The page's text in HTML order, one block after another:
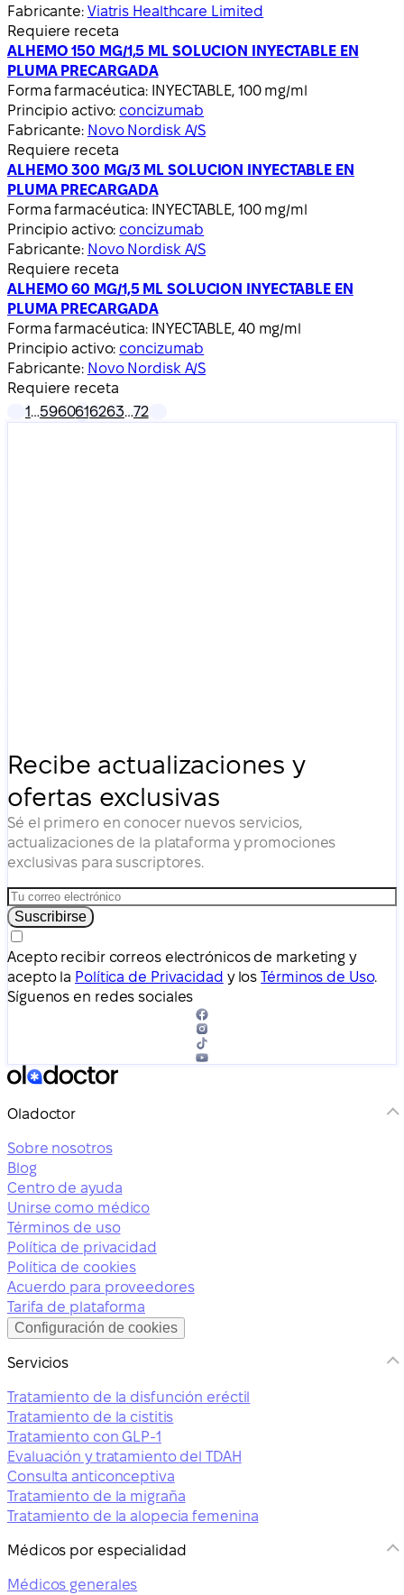
Fabricante: Viatris Healthcare Limited
Requiere receta
ALHEMO 150 MG/1,5 ML SOLUCION INYECTABLE EN
PLUMA PRECARGADA
Forma farmacéutica: INYECTABLE, 100 mg/ml
Principio activo: concizumab
Fabricante: Novo Nordisk A/S
Requiere receta
ALHEMO 300 MG/3 ML SOLUCION INYECTABLE EN
PLUMA PRECARGADA
Forma farmacéutica: INYECTABLE, 100 mg/ml
Principio activo: concizumab
Fabricante: Novo Nordisk A/S
Requiere receta
ALHEMO 60 MG/1,5 ML SOLUCION INYECTABLE EN
PLUMA PRECARGADA
Forma farmacéutica: INYECTABLE, 40 mg/ml
Principio activo: concizumab
Fabricante: Novo Nordisk A/S
Requiere receta
1…5960616263…72
Recibe actualizaciones y
ofertas exclusivas
Sé el primero en conocer nuevos servicios,
actualizaciones de la plataforma y promociones
exclusivas para suscriptores.
Suscribirse
Acepto recibir correos electrónicos de marketing y
acepto la Política de Privacidad y losTérminos de Uso.
Síguenos en redes sociales
Oladoctor
Sobre nosotros
Blog
Centro de ayuda
Unirse como médico
Términos de uso
Política de privacidad
Política de cookies
Acuerdo para proveedores
Tarifa de plataforma
Configuración de cookies
Servicios
Tratamiento de la disfunción eréctil
Tratamiento de la cistitis
Tratamiento con GLP-1
Evaluación y tratamiento del TDAH
Consulta anticonceptiva
Tratamiento de la migraña
Tratamiento de la alopecia femenina
Médicos por especialidad
Médicos generales